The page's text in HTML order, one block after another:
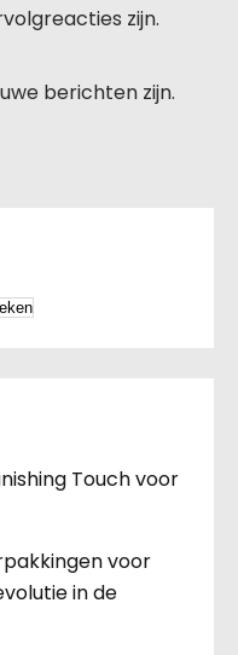
zijn.
berichten zijn.
Touch voor
voor
in de